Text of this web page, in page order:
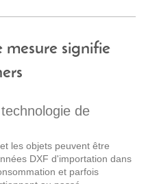
signifie
de
les objets peuvent être
DXF d'importation dans
et parfois